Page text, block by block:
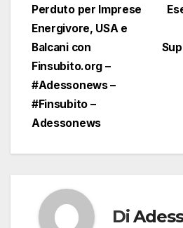
Perduto per Imprese
Energivore, USA e
Balcani con
Finsubito.org –
#Adessonews –
#Finsubito –
Adessonews
Di